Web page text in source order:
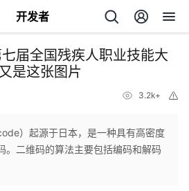
开发者
届全国残疾人职业技能大
是这张图片
3.2k+
）起源于日本，是一种具有高密度
。二维码的算法主要包括编码和解码